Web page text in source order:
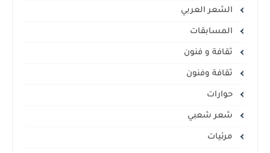
الشعر العربي
المسابقات
ثقافة و فنون
ثقافة وفنون
حوارات
شعر شعبي
مرئيات